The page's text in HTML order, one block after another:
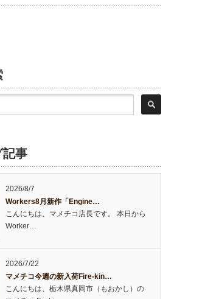
記事
2026/8/7
Workers8月新作「Engine…
こんにちは、マメチコ店長です。 本日から
Worker…
2026/7/22
マメチコ今週の新入荷Fire-kin…
こんにちは、栃木県真岡市（もおかし）の